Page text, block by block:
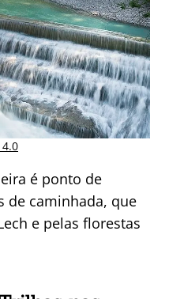
4.0
é ponto de
de caminhada, que
e pelas florestas